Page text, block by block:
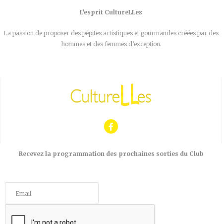
L’esprit CultureLLes
La passion de proposer des pépites artistiques et gourmandes créées par des
hommes et des femmes d’exception.
Recevez la programmation des prochaines sorties du Club